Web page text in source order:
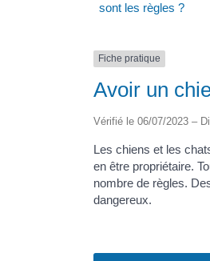
sont les règles ?
Fiche pratique
Avoir un
Vérifié le 06/07/2023 –
Les chiens et les
en être propriétaire.
nombre de règles.
dangereux.